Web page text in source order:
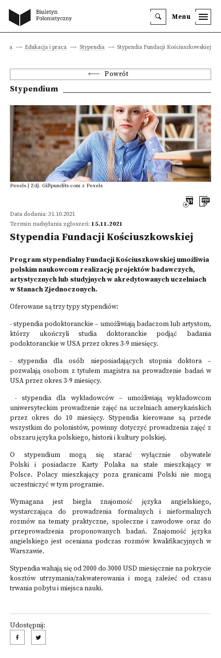
Menu
Edukacja i praca Stypendia Stypendia Fundacji Kościuszkowskiej
Powrót
Stypendium
Pexels | Zdj. Giftpundits.com z Pexels
Data dodania: 31.10.2021
Termin nadsyłania zgłoszeń: 15.11.2021
Stypendia Fundacji Kościuszkowskiej
Program stypendialny Fundacji Kościuszkowskiej umożliwia
polskim naukowcom realizację projektów badawczych,
artystycznych lub studyjnych w akredytowanych uczelniach
w Stanach Zjednoczonych.
Oferowane są trzy typy stypendiów:
- stypendia podoktoranckie – umożliwiają badaczom lub artystom,
którzy ukończyli studia doktoranckie podjąć badania
podoktoranckie w USA przez okres 3-9 miesięcy.
- stypendia dla osób nieposiadających stopnia doktora –
pozwalają osobom z tytułem magistra na prowadzenie badań w
USA przez okres 3-9 miesięcy.
- stypendia dla wykładowców
– umożliwiają wykładowcom
uniwersyteckim prowadzenie zajęć na uczelniach amerykańskich
przez okres do 10 miesięcy. Stypendia kierowane są przede
wszystkim do polonistów, powinny dotyczyć prowadzenia zajęć z
obszaru języka polskiego, historii i kultury polskiej.
O stypendium mogą się starać wyłącznie obywatele
Polski i posiadacze Karty Polaka na stałe mieszkający w
Polsce. Polacy mieszkający poza granicami Polski nie mogą
uczestniczyć w tym programie.
Wymagana jest biegła znajomość języka angielskiego,
wystarczająca do prowadzenia formalnych i nieformalnych
rozmów na tematy praktyczne, społeczne i zawodowe oraz do
przeprowadzenia proponowanych badań. Znajomość języka
angielskiego jest oceniana podczas rozmów kwalifikacyjnych w
Warszawie.
Stypendia wahają się od 2000 do 3000 USD miesięcznie na pokrycie
kosztów utrzymania/zakwaterowania i mogą zależeć od czasu
trwania pobytu i miejsca nauki.
Udostępnij: